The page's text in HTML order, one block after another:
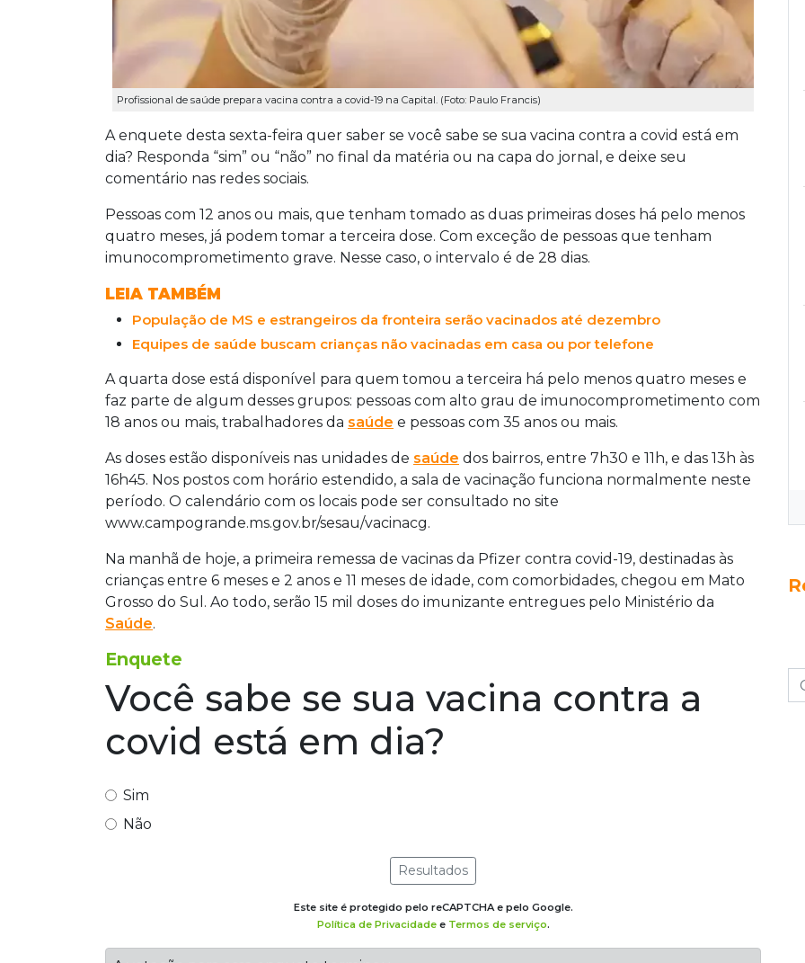
Profissional de saúde prepara vacina contra a covid-19 na Capital. (Foto: Paulo Francis)
A enquete desta sexta-feira quer saber se você sabe se sua vacina contra a covid está em
dia? Responda “sim” ou “não” no final da matéria ou na capa do jornal, e deixe seu
comentário nas redes sociais.
Pessoas com 12 anos ou mais, que tenham tomado as duas primeiras doses há pelo menos
quatro meses, já podem tomar a terceira dose. Com exceção de pessoas que tenham
imunocomprometimento grave. Nesse caso, o intervalo é de 28 dias.
LEIA TAMBÉM
População de MS e estrangeiros da fronteira serão vacinados até dezembro
Equipes de saúde buscam crianças não vacinadas em casa ou por telefone
A quarta dose está disponível para quem tomou a terceira há pelo menos quatro meses e
faz parte de algum desses grupos: pessoas com alto grau de imunocomprometimento com
18 anos ou mais, trabalhadores da saúde e pessoas com 35 anos ou mais.
As doses estão disponíveis nas unidades de saúde dos bairros, entre 7h30 e 11h, e das 13h às
16h45. Nos postos com horário estendido, a sala de vacinação funciona normalmente neste
período. O calendário com os locais pode ser consultado no site
www.campogrande.ms.gov.br/sesau/vacinacg.
Na manhã de hoje, a primeira remessa de vacinas da Pfizer contra covid-19, destinadas às
crianças entre 6 meses e 2 anos e 11 meses de idade, com comorbidades, chegou em Mato
Grosso do Sul. Ao todo, serão 15 mil doses do imunizante entregues pelo Ministério da
Saúde.
Enquete
Você sabe se sua vacina contra a
covid está em dia?
Sim
Não
Resultados
Este site é protegido pelo reCAPTCHA e pelo Google.
Política de Privacidadee Termos de serviço.